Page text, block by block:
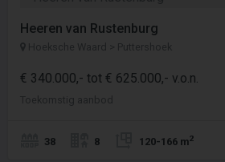
Heeren van Rustenburg
Hoeksche Waard > Puttershoek
€ 340.000,- tot € 625.000,- v.o.n.
Toekomstig aanbod
38 8 120-166 m2